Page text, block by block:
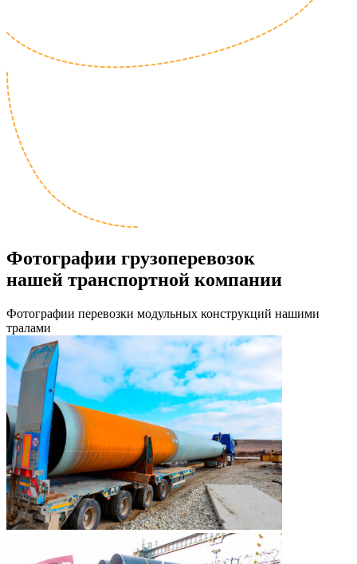
Фотографии грузоперевозок
нашей транспортной компании
Фотографии перевозки модульных конструкций нашими
тралами